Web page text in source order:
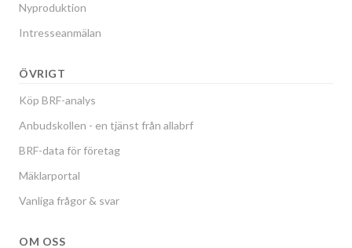
Nyproduktion
Intresseanmälan
ÖVRIGT
Köp BRF-analys
Anbudskollen - en tjänst från allabrf
BRF-data för företag
Mäklarportal
Vanliga frågor & svar
OM OSS